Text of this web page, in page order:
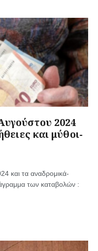
2024
και μύθοι-
και τα αναδρομικά-
των καταβολών :